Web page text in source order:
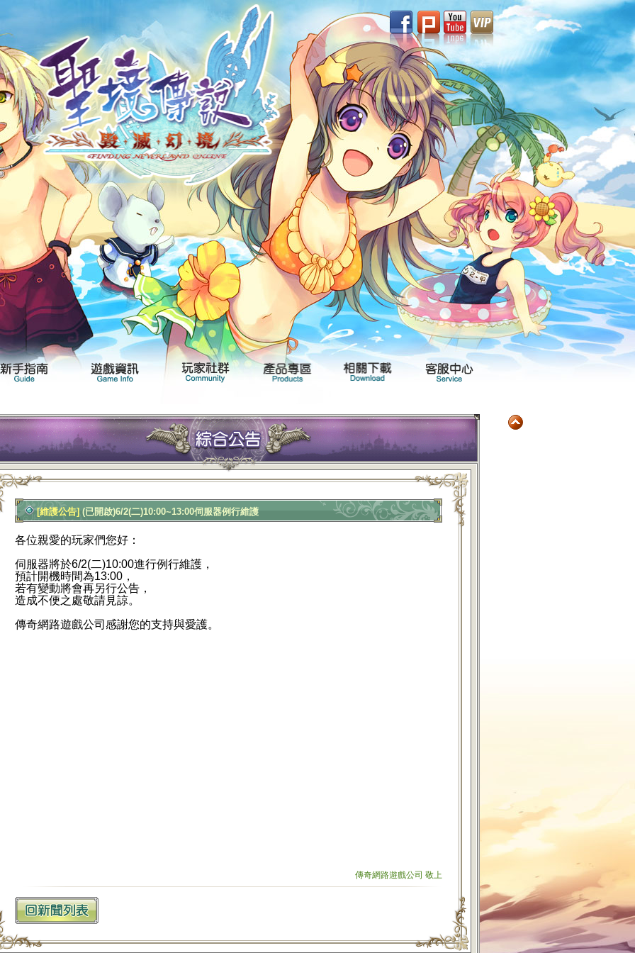
區 遊戲介紹 新手指南 遊戲資訊 玩家社群 產品專區 相關下載 客服中心
帳號申請
遊戲下載
社群帳號馬上玩
[維護公告] (已開啟)6/2(二)10:00~13:00伺服器例行維護
各位親愛的玩家們您好：
伺服器將於6/2(二)10:00進行例行維護，
預計開機時間為13:00，
若有變動將會再另行公告，
造成不便之處敬請見諒。
傳奇網路遊戲公司感謝您的支持與愛護。
傳奇網路遊戲公司 敬上